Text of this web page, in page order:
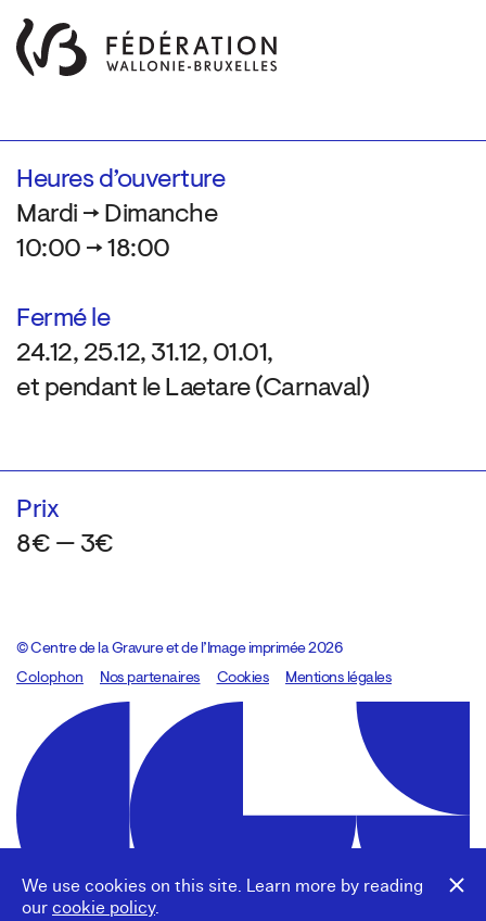
We use cookies on this site. Learn more by reading
our cookie policy.
Heures d’ouverture
Mardi → Dimanche
10:00 → 18:00
Fermé le
24.12, 25.12, 31.12, 01.01,
et pendant le Laetare (Carnaval)
Prix
8€ — 3€
© Centre de la Gravure et de l’Image imprimée 2026
Colophon
Design:Marcel Kaczmarek, code:8080.studio
Nos partenaires Cookies Mentions légales